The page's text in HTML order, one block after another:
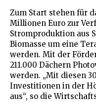
Zum Start stehen für
Millionen Euro zur
Stromproduktion aus
Biomasse um eine
werden. Mit der
211.000 Dächern
werden. „Mit diesen
Investitionen in der
aus“, so die